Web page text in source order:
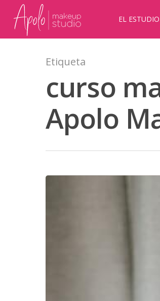
EL ESTUDIO
Etiqueta
curso
Apolo